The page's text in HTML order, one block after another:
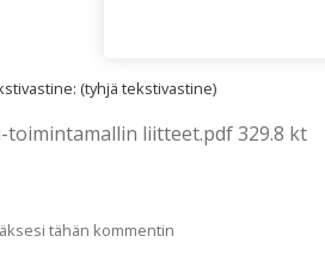
(tyhjä tekstivastine)
toimintamallin liitteet.pdf 329.8 kt
tähän kommentin